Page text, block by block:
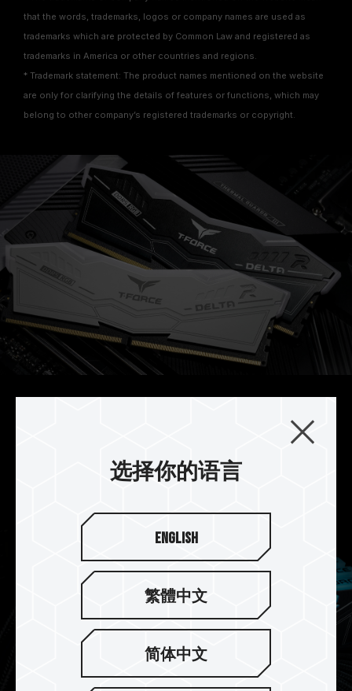
that the words, trademarks, logos or company names are used as
trademarks which are protected by Common Law and registered as
trademarks in America or other countries and regions.
* Trademark statement: The product names mentioned on the website
are only for clarifying the details of features or functions, which may
belong to other company’s registered trademarks or copyright.
DELTA 炫光 RGB DDR5 搭配使用专业导热硅胶，
强化电源管理芯片散热设计，有效稳定电源管理芯
选择你的语言
English
繁體中文
简体中文